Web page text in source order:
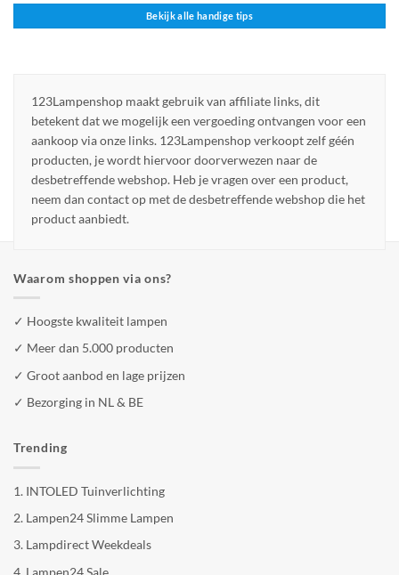
Bekijk alle handige tips
123Lampenshop maakt gebruik van affiliate links, dit
betekent dat we mogelijk een vergoeding ontvangen voor een
aankoop via onze links. 123Lampenshop verkoopt zelf géén
producten, je wordt hiervoor doorverwezen naar de
desbetreffende webshop. Heb je vragen over een product,
neem dan contact op met de desbetreffende webshop die het
product aanbiedt.
Waarom shoppen via ons?
✓ Hoogste kwaliteit lampen
✓ Meer dan 5.000 producten
✓ Groot aanbod en lage prijzen
✓ Bezorging in NL & BE
Trending
1. INTOLED Tuinverlichting
2. Lampen24 Slimme Lampen
3. Lampdirect Weekdeals
4. Lampen24 Sale